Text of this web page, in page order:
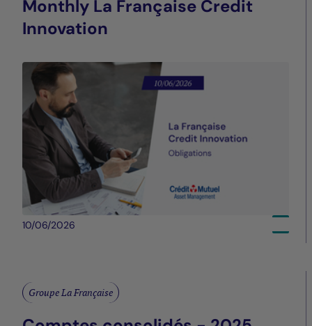
Monthly La Française Credit
Innovation
10/06/2026
Groupe La Française